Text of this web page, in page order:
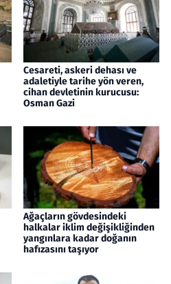
Cesareti, askeri dehası ve
adaletiyle tarihe yön veren,
cihan devletinin kurucusu:
Osman Gazi
Ağaçların gövdesindeki
halkalar iklim değişikliğinden
yangınlara kadar doğanın
hafızasını taşıyor